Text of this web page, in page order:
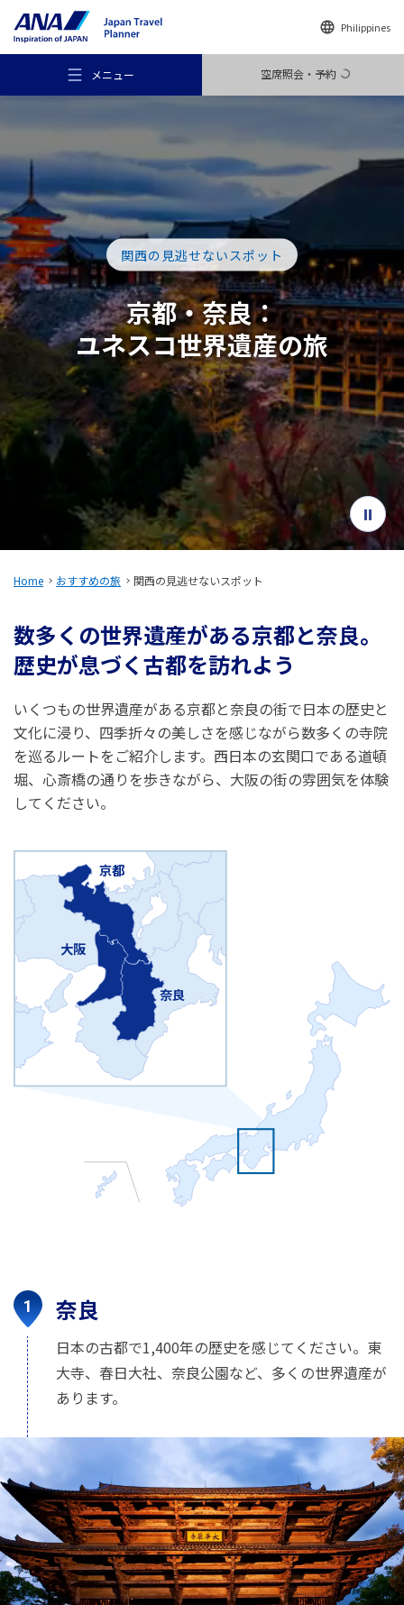
Philippines
メニュー 空席照会・予約
おすすめの旅
旅のアイデア
行き先
旅のお役立ち情報
ANA サービス
閉じる
関西の見逃せないスポット
京都・奈良：
ユネスコ世界遺産の旅
Home おすすめの旅 関西の見逃せないスポット
数多くの世界遺産がある京都と奈良。
歴史が息づく古都を訪れよう
いくつもの世界遺産がある京都と奈良の街で日本の歴史と
文化に浸り、四季折々の美しさを感じながら数多くの寺院
を巡るルートをご紹介します。西日本の玄関口である道頓
堀、心斎橋の通りを歩きながら、大阪の街の雰囲気を体験
してください。
京都
大阪
奈良
奈良
日本の古都で1,400年の歴史を感じてください。東
大寺、春日大社、奈良公園など、多くの世界遺産が
あります。